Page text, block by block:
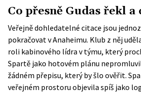
Co přesně Gudas řekl a
Veřejně dohledatelné citace jsou
pokračovat v Anaheimu. Klub z něj
roli kabinového lídra v týmu, který
Spartě jako hotovém plánu
žádném přepisu, který by šlo ověřit.
veřejném prostoru objevila spíš jako